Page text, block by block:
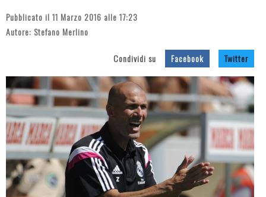
Pubblicato il 11 Marzo 2016 alle 17:23
Autore: Stefano Merlino
Condividi su Facebook Twitter